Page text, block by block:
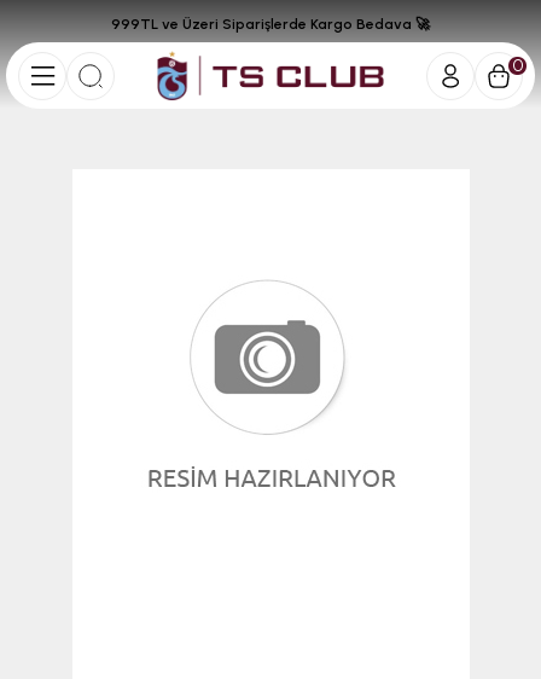
0
999TL ve Üzeri Siparişlerde Kargo Bedava 🚀